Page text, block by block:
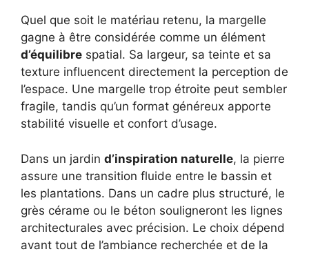
Quel que soit le matériau retenu, la margelle
gagne à être considérée comme un élément
d’équilibre spatial. Sa largeur, sa teinte et sa
texture influencent directement la perception de
l’espace. Une margelle trop étroite peut sembler
fragile, tandis qu’un format généreux apporte
stabilité visuelle et confort d’usage.
Dans un jardin d’inspiration naturelle, la pierre
assure une transition fluide entre le bassin et
les plantations. Dans un cadre plus structuré, le
grès cérame ou le béton souligneront les lignes
architecturales avec précision. Le choix dépend
avant tout de l’ambiance recherchée et de la